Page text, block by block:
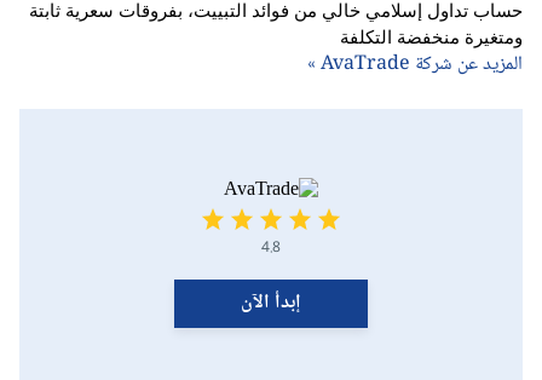
حساب تداول إسلامي خالي من فوائد التبييت، بفروقات سعرية ثابتة
ومتغيرة منخفضة التكلفة
المزيد عن شركة AvaTrade »
4.8
إبدأ الآن